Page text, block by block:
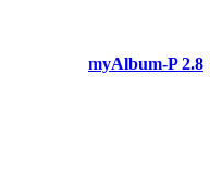
myAlbum-P 2.8